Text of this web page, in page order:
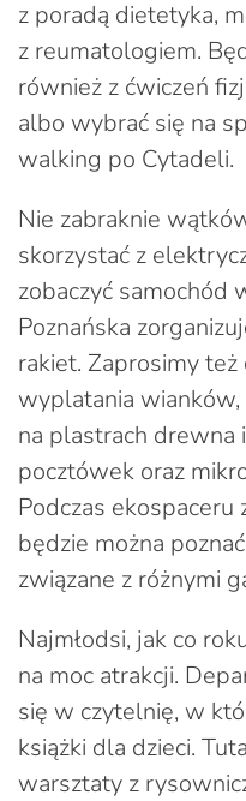
z poradą dietetyka,
z reumatologiem.
również z ćwiczeń
albo wybrać się na
walking po Cytadeli.
Nie zabraknie
skorzystać z
zobaczyć samochód
Poznańska
rakiet. Zaprosimy
wyplatania
na plastrach
pocztówek oraz
Podczas ekospaceru
będzie można
związane z różnymi
Najmłodsi, jak co
na moc atrakcji.
się w czytelnię, w
książki dla dzieci.
warsztaty z